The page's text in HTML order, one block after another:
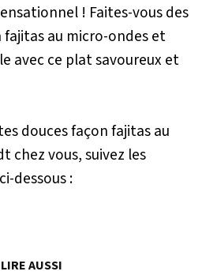
! Faites-vous des
au micro-ondes et
avec ce plat savoureux et
douces façon fajitas au
chez vous, suivez les
dessous :
AUSSI